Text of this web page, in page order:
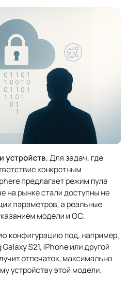
устройств.Для задач, где
конкретным
предлагает режим пула
на рынке стали доступны не
параметров, а реальные
модели и ОС.
конфигурацию под, например,
S21, iPhone или другой
отпечаток, максимально
устройству этой модели.